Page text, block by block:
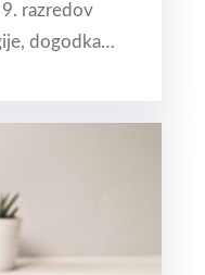
razredov
dogodka…